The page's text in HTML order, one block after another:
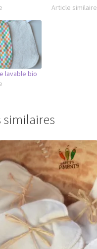
Article similaire
lavable bio
similaires